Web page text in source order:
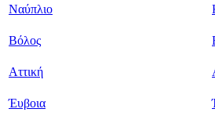
Ναύπλιο
Βόλος
Αττική
Έυβοια